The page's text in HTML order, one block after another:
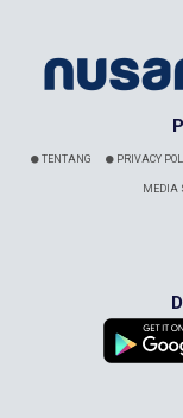
TENTANG PRIVACY
MEDIA